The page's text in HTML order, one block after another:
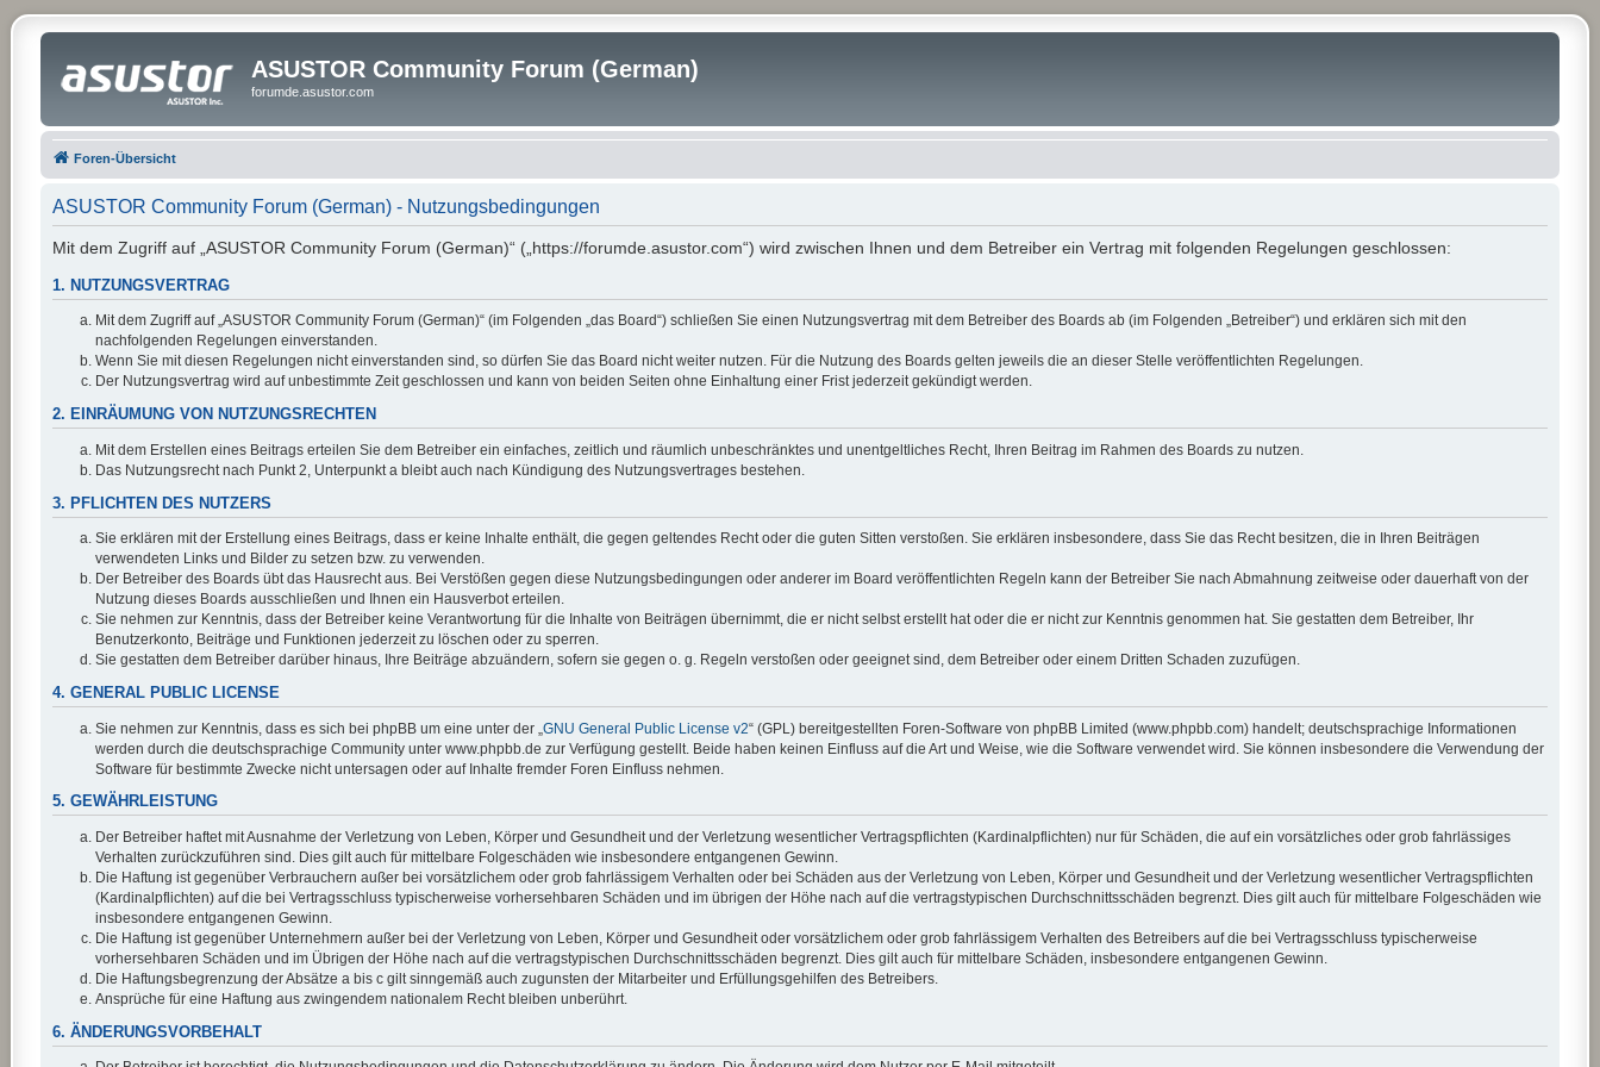
ASUSTOR Community Forum (German)
forumde.asustor.com
Foren-Übersicht
ASUSTOR Community Forum (German) - Nutzungsbedingungen
Mit dem Zugriff auf „ASUSTOR Community Forum (German)“ („https://forumde.asustor.com“) wird zwischen Ihnen und dem Betreiber ein Vertrag mit folgenden Regelungen geschlossen:
1. NUTZUNGSVERTRAG
Mit dem Zugriff auf „ASUSTOR Community Forum (German)“ (im Folgenden „das Board“) schließen Sie einen Nutzungsvertrag mit dem Betreiber des Boards ab (im Folgenden „Betreiber“) und erklären sich mit den
nachfolgenden Regelungen einverstanden.
Wenn Sie mit diesen Regelungen nicht einverstanden sind, so dürfen Sie das Board nicht weiter nutzen. Für die Nutzung des Boards gelten jeweils die an dieser Stelle veröffentlichten Regelungen.
Der Nutzungsvertrag wird auf unbestimmte Zeit geschlossen und kann von beiden Seiten ohne Einhaltung einer Frist jederzeit gekündigt werden.
2. EINRÄUMUNG VON NUTZUNGSRECHTEN
Mit dem Erstellen eines Beitrags erteilen Sie dem Betreiber ein einfaches, zeitlich und räumlich unbeschränktes und unentgeltliches Recht, Ihren Beitrag im Rahmen des Boards zu nutzen.
Das Nutzungsrecht nach Punkt 2, Unterpunkt a bleibt auch nach Kündigung des Nutzungsvertrages bestehen.
3. PFLICHTEN DES NUTZERS
Sie erklären mit der Erstellung eines Beitrags, dass er keine Inhalte enthält, die gegen geltendes Recht oder die guten Sitten verstoßen. Sie erklären insbesondere, dass Sie das Recht besitzen, die in Ihren Beiträgen
verwendeten Links und Bilder zu setzen bzw. zu verwenden.
Der Betreiber des Boards übt das Hausrecht aus. Bei Verstößen gegen diese Nutzungsbedingungen oder anderer im Board veröffentlichten Regeln kann der Betreiber Sie nach Abmahnung zeitweise oder dauerhaft von der
Nutzung dieses Boards ausschließen und Ihnen ein Hausverbot erteilen.
Sie nehmen zur Kenntnis, dass der Betreiber keine Verantwortung für die Inhalte von Beiträgen übernimmt, die er nicht selbst erstellt hat oder die er nicht zur Kenntnis genommen hat. Sie gestatten dem Betreiber, Ihr
Benutzerkonto, Beiträge und Funktionen jederzeit zu löschen oder zu sperren.
Sie gestatten dem Betreiber darüber hinaus, Ihre Beiträge abzuändern, sofern sie gegen o. g. Regeln verstoßen oder geeignet sind, dem Betreiber oder einem Dritten Schaden zuzufügen.
4. GENERAL PUBLIC LICENSE
Sie nehmen zur Kenntnis, dass es sich bei phpBB um eine unter der „ GNU General Public License v2“ (GPL) bereitgestellten Foren-Software von phpBB Limited (www.phpbb.com) handelt; deutschsprachige Informationen
werden durch die deutschsprachige Community unter www.phpbb.de zur Verfügung gestellt. Beide haben keinen Einfluss auf die Art und Weise, wie die Software verwendet wird. Sie können insbesondere die Verwendung der
Software für bestimmte Zwecke nicht untersagen oder auf Inhalte fremder Foren Einfluss nehmen.
5. GEWÄHRLEISTUNG
Der Betreiber haftet mit Ausnahme der Verletzung von Leben, Körper und Gesundheit und der Verletzung wesentlicher Vertragspflichten (Kardinalpflichten) nur für Schäden, die auf ein vorsätzliches oder grob fahrlässiges
Verhalten zurückzuführen sind. Dies gilt auch für mittelbare Folgeschäden wie insbesondere entgangenen Gewinn.
Die Haftung ist gegenüber Verbrauchern außer bei vorsätzlichem oder grob fahrlässigem Verhalten oder bei Schäden aus der Verletzung von Leben, Körper und Gesundheit und der Verletzung wesentlicher Vertragspflichten
(Kardinalpflichten) auf die bei Vertragsschluss typischerweise vorhersehbaren Schäden und im übrigen der Höhe nach auf die vertragstypischen Durchschnittsschäden begrenzt. Dies gilt auch für mittelbare Folgeschäden wie
insbesondere entgangenen Gewinn.
Die Haftung ist gegenüber Unternehmern außer bei der Verletzung von Leben, Körper und Gesundheit oder vorsätzlichem oder grob fahrlässigem Verhalten des Betreibers auf die bei Vertragsschluss typischerweise
vorhersehbaren Schäden und im Übrigen der Höhe nach auf die vertragstypischen Durchschnittsschäden begrenzt. Dies gilt auch für mittelbare Schäden, insbesondere entgangenen Gewinn.
Die Haftungsbegrenzung der Absätze a bis c gilt sinngemäß auch zugunsten der Mitarbeiter und Erfüllungsgehilfen des Betreibers.
Ansprüche für eine Haftung aus zwingendem nationalem Recht bleiben unberührt.
6. ÄNDERUNGSVORBEHALT